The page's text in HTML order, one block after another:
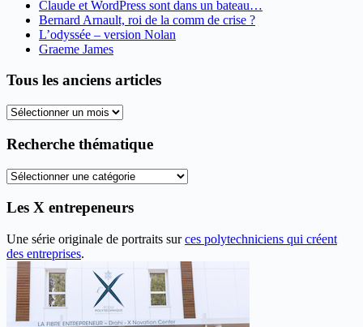
Claude et WordPress sont dans un bateau…
Bernard Arnault, roi de la comm de crise ?
L’odyssée – version Nolan
Graeme James
Tous les anciens articles
Tous
anciens
Recherche thématique
Recherche
Les X entrepeneurs
Une série originale de portraits surces polytechniciens qui créent
des entreprises.